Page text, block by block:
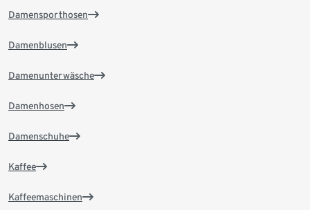
Damensporthosen
Damenblusen
Damenunterwäsche
Damenhosen
Damenschuhe
Kaffee
Kaffeemaschinen